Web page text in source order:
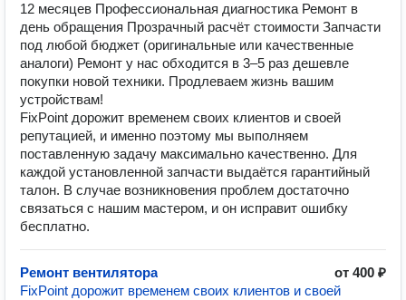
12 месяцев Профессиональная диагностика Ремонт в
день обращения Прозрачный расчёт стоимости Запчасти
под любой бюджет (оригинальные или качественные
аналоги) Ремонт у нас обходится в 3–5 раз дешевле
покупки новой техники. Продлеваем жизнь вашим
устройствам!
FixPoint дорожит временем своих клиентов и своей
репутацией, и именно поэтому мы выполняем
поставленную задачу максимально качественно. Для
каждой установленной запчасти выдаётся гарантийный
талон. В случае возникновения проблем достаточно
связаться с нашим мастером, и он исправит ошибку
бесплатно.
Ремонт вентилятора
от 400 ₽
FixPoint дорожит временем своих клиентов и своей